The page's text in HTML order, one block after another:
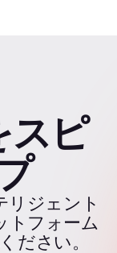
スピ
リジェント
トフォーム
ださい。